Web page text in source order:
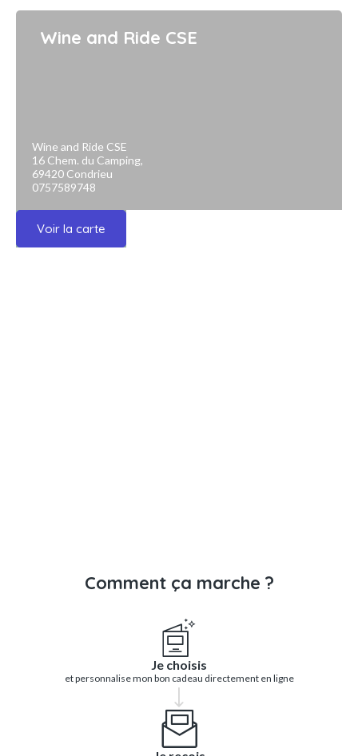
Wine and Ride CSE
Wine and Ride CSE
16 Chem. du Camping,
69420 Condrieu
0757589748
Voir la carte
Comment ça marche ?
Je choisis
et personnalise mon bon cadeau directement en ligne